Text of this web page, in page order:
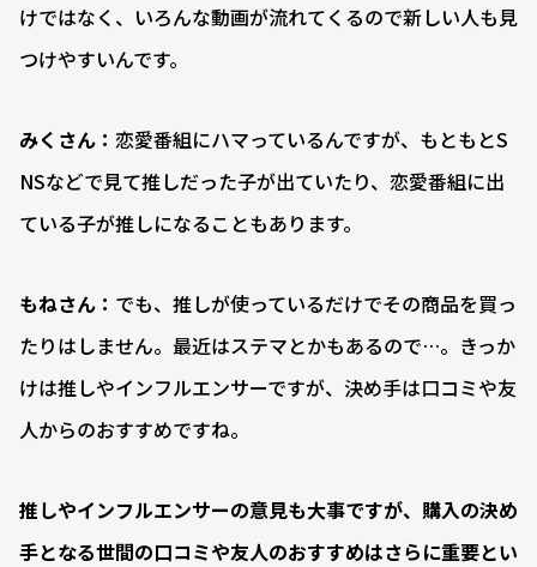
けではなく、いろんな動画が流れてくるので新しい人も見
つけやすいんです。
みくさん： 恋愛番組にハマっているんですが、もともとS
NSなどで見て推しだった子が出ていたり、恋愛番組に出
ている子が推しになることもあります。
もねさん： でも、推しが使っているだけでその商品を買っ
たりはしません。最近はステマとかもあるので…。きっか
けは推しやインフルエンサーですが、決め手は口コミや友
人からのおすすめですね。
――推しやインフルエンサーの意見も大事ですが、購入の決め
手となる世間の口コミや友人のおすすめはさらに重要とい